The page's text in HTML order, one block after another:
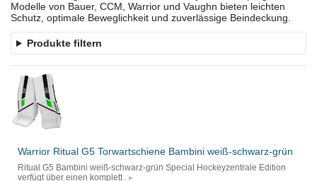
Modelle von Bauer, CCM, Warrior und Vaughn bieten leichten
Schutz, optimale Beweglichkeit und zuverlässige Beindeckung.
Produkte filtern
Warrior Ritual G5 Torwartschiene Bambini weiß-schwarz-grün
Ritual G5 Bambini weiß-schwarz-grün Special Hockeyzentrale Edition
verfügt über einen komplett .